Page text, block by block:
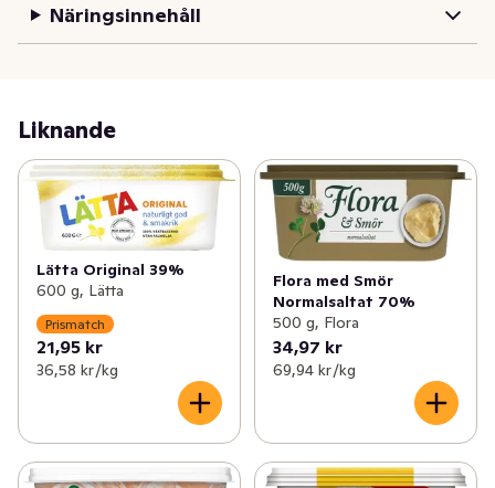
Näringsinnehåll
Liknande
Lätta Original 39%
600 g, Lätta
Prismatch
21,95 kr
36,58 kr /kg
Flora med Smör
Normalsaltat 70%
500 g, Flora
34,97 kr
69,94 kr /kg